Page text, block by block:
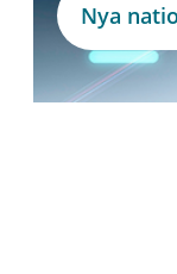
Nya